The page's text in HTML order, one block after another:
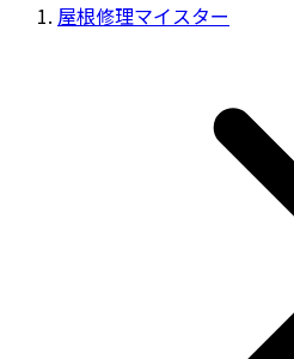
屋根修理マイスター